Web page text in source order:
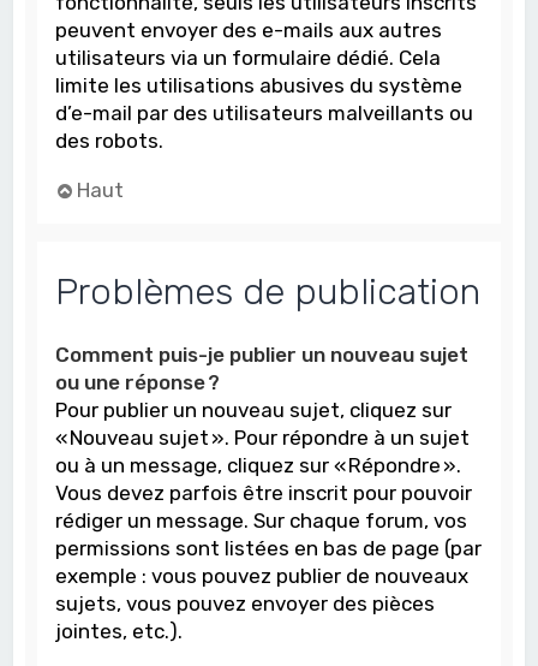
peuvent envoyer des e-mails aux autres
utilisateurs via un formulaire dédié. Cela
limite les utilisations abusives du système
d’e-mail par des utilisateurs malveillants ou
des robots.
Haut
Problèmes de publication
Comment puis-je publier un nouveau sujet
ou une réponse ?
Pour publier un nouveau sujet, cliquez sur
« Nouveau sujet ». Pour répondre à un sujet
ou à un message, cliquez sur « Répondre ».
Vous devez parfois être inscrit pour pouvoir
rédiger un message. Sur chaque forum, vos
permissions sont listées en bas de page (par
exemple : vous pouvez publier de nouveaux
sujets, vous pouvez envoyer des pièces
jointes, etc.).